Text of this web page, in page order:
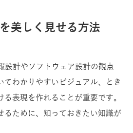
美しく見せる方法
設計やソフトウェア設計の観点
てわかりやすいビジュアル、とき
る表現を作れることが重要です。
るために、知っておきたい知識が